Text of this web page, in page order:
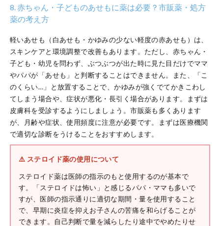
8. 赤ちゃん・子どものあせもに薬は必要？市販薬・処方
薬の考え方
軽いあせも（白あせも・かゆみの少ない軽度の赤あせも）は、
スキンケアと環境調整で改善もあります。ただし、赤ちゃん・
子ども・幼児を問わず、ぶつぶつが出た時に見た目だけでママ
やパパが「あせも」と判断することはできません。また、「こ
のくらい…」と放置することで、かゆみが強くでてかきこわし
てしまう場合や、症状が悪化・長引く場合があります。まずは
皮膚科を受診するようにしましょう。市販薬も多くあります
が、月齢や症状、使用頻度に注意が必要です。まずは医療機関
で適切な診断をうけることをおすすめします。
⚠️ ステロイド薬の使用について
ステロイド薬は医師の指示のもと使用するのが基本で
す。「ステロイドは怖い」と感じるパパ・ママも多いで
すが、医師の指示通りに適切な期間・量を使用すること
で、早期に炎症を抑えお子さんの苦痛を和らげることが
できます。自己判断で量を減らしたり途中でやめたりせ